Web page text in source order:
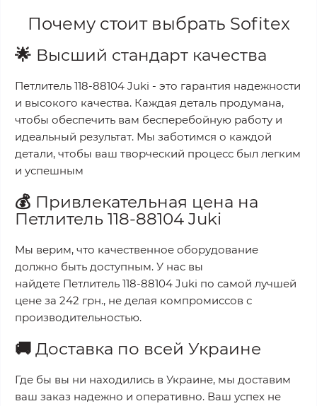
Почему стоит выбрать Sofitex
🌟 Высший стандарт качества
Петлитель 118-88104 Juki - это гарантия надежности
и высокого качества. Каждая деталь продумана,
чтобы обеспечить вам бесперебойную работу и
идеальный результат. Мы заботимся о каждой
детали, чтобы ваш творческий процесс был легким
и успешным
💰 Привлекательная цена на
Петлитель 118-88104 Juki
Мы верим, что качественное оборудование
должно быть доступным. У нас вы
найдете Петлитель 118-88104 Juki по самой лучшей
цене за 242 грн., не делая компромиссов с
производительностью.
🚚 Доставка по всей Украине
Где бы вы ни находились в Украине, мы доставим
ваш заказ надежно и оперативно. Ваш успех не